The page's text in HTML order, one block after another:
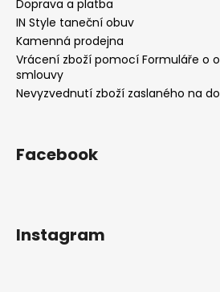
Doprava a platba
IN Style taneční obuv
Kamenná prodejna
Vrácení zboží pomocí Formuláře o
smlouvy
Nevyzvednutí zboží zaslaného na
Facebook
Instagram